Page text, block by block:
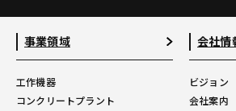
事業領域
工作機器
コンクリートプラント
会社情
ビジョン
会社案内